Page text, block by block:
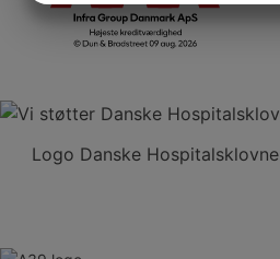
Logo Danske Hospitalsklovne
MARKETING